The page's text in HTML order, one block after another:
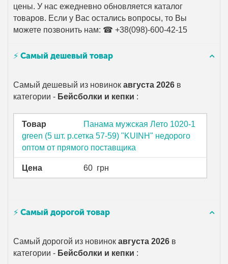
цены. У нас ежедневно обновляется каталог
товаров. Если у Вас остались вопросы, то Вы
можете позвонить нам: ☎ +38(098)-600-42-15
⚡ Самый дешевый товар
Самый дешевый из новинокавгуста 2026 в
категории - Бейсболки и кепки :
Товар
Панама мужская Лето 1020-1
green (5 шт. р.сетка 57-59) "KUINH" недорого
оптом от прямого поставщика
Цена 60 грн
⚡ Самый дорогой товар
Самый дорогой из новинокавгуста 2026 в
категории - Бейсболки и кепки :